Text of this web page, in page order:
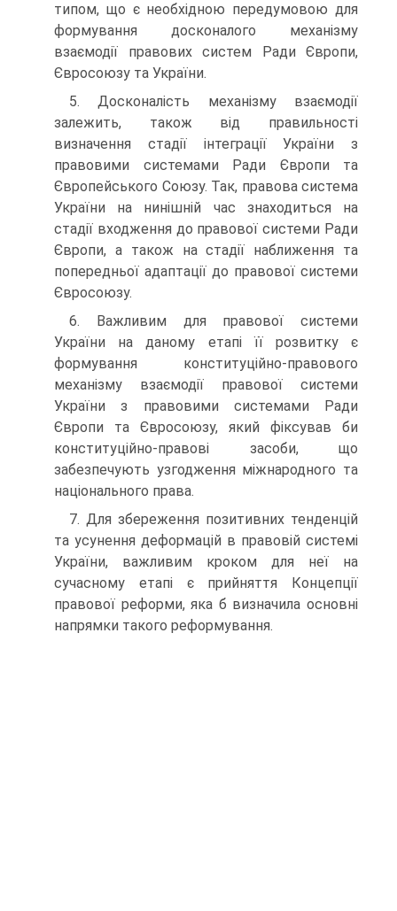
типом, що є необхідною передумовою для
формування досконалого механізму
взаємодії правових систем Ради Європи,
Євросоюзу та України.
5. Досконалість механізму взаємодії
залежить, також від правильності
визначення стадії інтеграції України з
правовими системами Ради Європи та
Європейського Союзу. Так, правова система
України на нинішній час знаходиться на
стадії входження до правової системи Ради
Європи, а також на стадії наближення та
попередньої адаптації до правової системи
Євросоюзу.
6. Важливим для правової системи
України на даному етапі її розвитку є
формування конституційно-правового
механізму взаємодії правової системи
України з правовими системами Ради
Європи та Євросоюзу, який фіксував би
конституційно-правові засоби, що
забезпечують узгодження міжнародного та
національного права.
7. Для збереження позитивних тенденцій
та усунення деформацій в правовій системі
України, важливим кроком для неї на
сучасному етапі є прийняття Концепції
правової реформи, яка б визначила основні
напрямки такого реформування.